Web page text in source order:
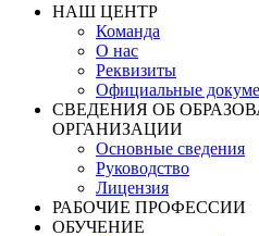
НАШ ЦЕНТР
Команда
О нас
Реквизиты
Официальные
СВЕДЕНИЯ ОБ
ОРГАНИЗАЦИИ
Основные сведения
Руководство
Лицензия
РАБОЧИЕ ПРОФЕССИИ
ОБУЧЕНИЕ